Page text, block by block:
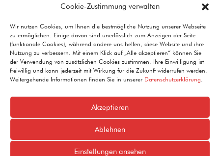
Cookie-Zustimmung verwalten
Wir nutzen Cookies, um Ihnen die bestmögliche Nutzung unserer Webseite
zu ermöglichen. Einige davon sind unerlässlich zum Anzeigen der Seite
(funktionale Cookies), während andere uns helfen, diese Website und ihre
Nutzung zu verbessern. Mit einem Klick auf „Alle akzeptieren“ können Sie
der Verwendung von zusätzlichen Cookies zustimmen. Ihre Einwilligung ist
freiwillig und kann jederzeit mit Wirkung für die Zukunft widerrufen werden.
Weitergehende Informationen finden Sie in unserer Datenschutzerklärung.
Akzeptieren
Ablehnen
Einstellungen ansehen
KONTAKTFORMULAR ZUR BEANTWORTUNG MEINER ANFRAGE
ERHOBEN UND VERARBEITET WERDEN. DETAILLIERTE
INFORMATIONEN ZUM UMGANG MIT NUTZERDATEN FINDEN SIE IN
UNSERER DATENSCHUTZERKLÄRUNG.
8 + 15= Senden
Alternative: